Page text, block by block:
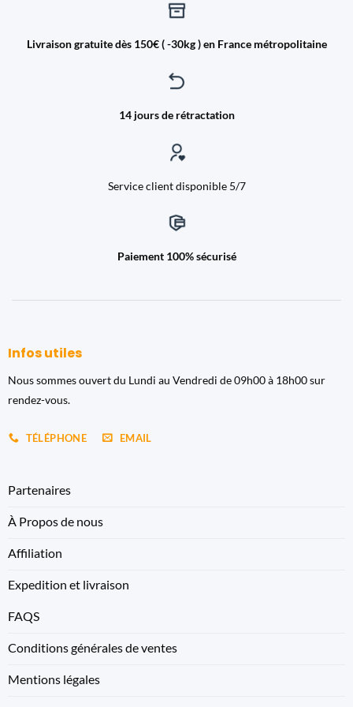
Livraison gratuite dès 150€ ( -30kg ) en France métropolitaine
14 jours de rétractation
Service client disponible 5/7
Paiement 100% sécurisé
Infos utiles
Nous sommes ouvert du Lundi au Vendredi de 09h00 à 18h00 sur
rendez-vous.
TÉLÉPHONE EMAIL
Partenaires
À Propos de nous
Affiliation
Expedition et livraison
FAQS
Conditions générales de ventes
Mentions légales